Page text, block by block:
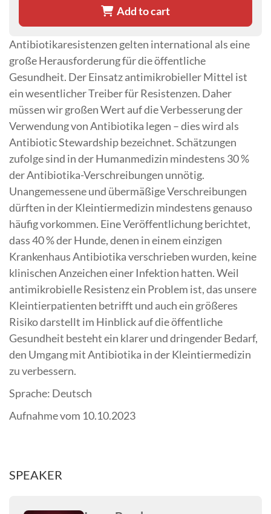
Antibiotikaresistenzen gelten international als eine
große Herausforderung für die öffentliche
Gesundheit. Der Einsatz antimikrobieller Mittel ist
ein wesentlicher Treiber für Resistenzen. Daher
müssen wir großen Wert auf die Verbesserung der
Verwendung von Antibiotika legen – dies wird als
Antibiotic Stewardship bezeichnet. Schätzungen
zufolge sind in der Humanmedizin mindestens 30 %
der Antibiotika-Verschreibungen unnötig.
Unangemessene und übermäßige Verschreibungen
dürften in der Kleintiermedizin mindestens genauso
häufig vorkommen. Eine Veröffentlichung berichtet,
dass 40 % der Hunde, denen in einem einzigen
Krankenhaus Antibiotika verschrieben wurden, keine
klinischen Anzeichen einer Infektion hatten. Weil
antimikrobielle Resistenz ein Problem ist, das unsere
Kleintierpatienten betrifft und auch ein größeres
Risiko darstellt im Hinblick auf die öffentliche
Gesundheit besteht ein klarer und dringender Bedarf,
den Umgang mit Antibiotika in der Kleintiermedizin
zu verbessern.
Sprache: Deutsch
Aufnahme vom 10.10.2023
SPEAKER
Add to cart